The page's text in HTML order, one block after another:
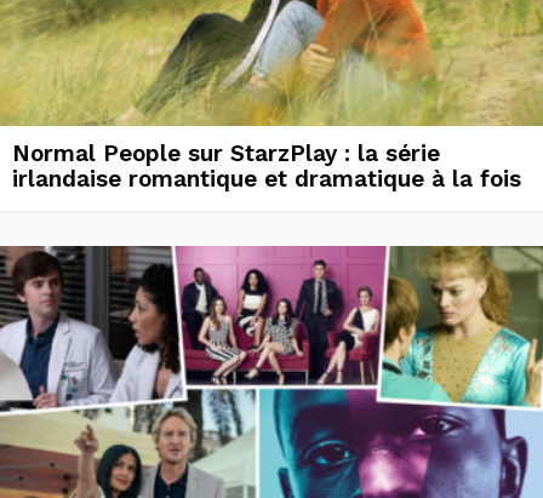
Normal People sur StarzPlay : la série
irlandaise romantique et dramatique à la fois